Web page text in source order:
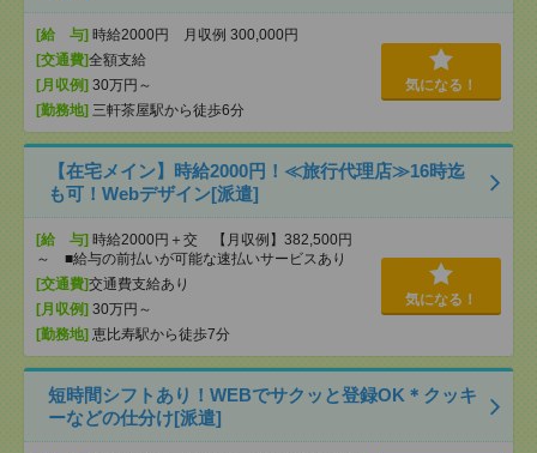
[給 与] 時給2000円 月収例 300,000円
[交通費]全額支給
[月収例] 30万円～
[勤務地] 三軒茶屋駅から徒歩6分
気になる！
【在宅メイン】時給2000円！≪旅行代理店≫16時迄
も可！Webデザイン[派遣]
[給 与] 時給2000円＋交 【月収例】382,500円
～ ■給与の前払いが可能な速払いサービスあり
[交通費]交通費支給あり
[月収例] 30万円～
[勤務地] 恵比寿駅から徒歩7分
気になる！
短時間シフトあり！WEBでサクッと登録OK＊クッキ
ーなどの仕分け[派遣]